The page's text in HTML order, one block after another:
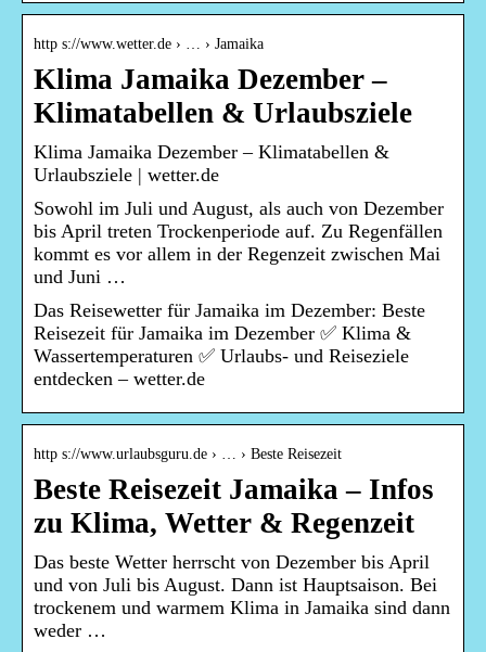
http s://www.wetter.de › … › Jamaika
Klima Jamaika Dezember –
Klimatabellen & Urlaubsziele
Klima Jamaika Dezember – Klimatabellen &
Urlaubsziele | wetter.de
Sowohl im Juli und August, als auch von Dezember
bis April treten Trockenperiode auf. Zu Regenfällen
kommt es vor allem in der Regenzeit zwischen Mai
und Juni …
Das Reisewetter für Jamaika im Dezember: Beste
Reisezeit für Jamaika im Dezember ✅ Klima &
Wassertemperaturen ✅ Urlaubs- und Reiseziele
entdecken – wetter.de
http s://www.urlaubsguru.de › … › Beste Reisezeit
Beste Reisezeit Jamaika – Infos
zu Klima, Wetter & Regenzeit
Das beste Wetter herrscht von Dezember bis April
und von Juli bis August. Dann ist Hauptsaison. Bei
trockenem und warmem Klima in Jamaika sind dann
weder …